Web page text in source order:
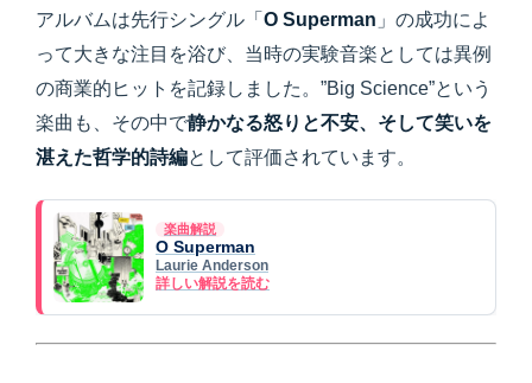
アルバムは先行シングル「 O Superman 」の成功によ
って大きな注目を浴び、当時の実験音楽としては異例
の商業的ヒットを記録しました。”Big Science”という
楽曲も、その中で静かなる怒りと不安、そして笑いを
湛えた哲学的詩編として評価されています。
楽曲解説
O Superman
Laurie Anderson
詳しい解説を読む